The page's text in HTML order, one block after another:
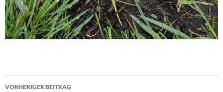
Beitrags-
VORHERIGER BEITRAG